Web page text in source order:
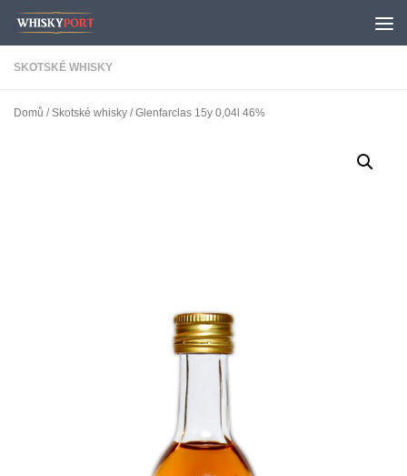
Skip to content
SKOTSKÉ WHISKY
Domů /Skotské whisky / Glenfarclas 15y 0,04l 46%